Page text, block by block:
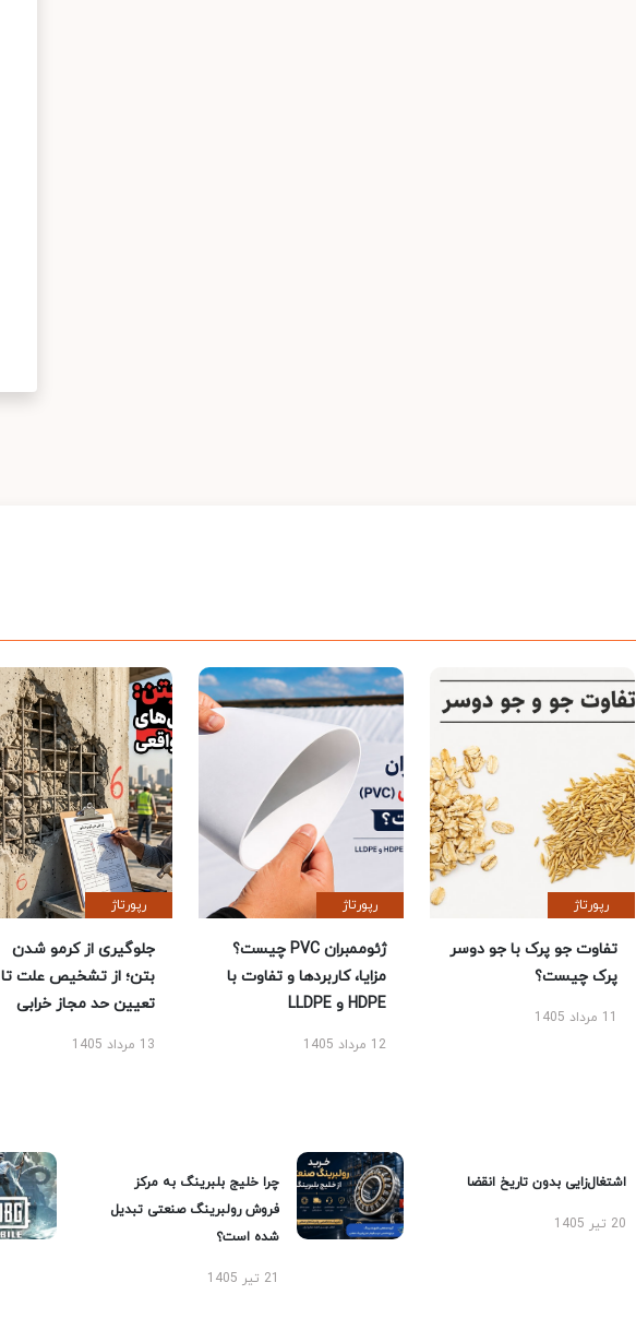
رپورتاژ
تفاوت جو پرک با جو دوسر
پرک چیست؟
11 مرداد 1405
رپورتاژ
ژئوممبران PVC چیست؟
مزایا، کاربردها و تفاوت با
HDPE و LLDPE
12 مرداد 1405
رپورتاژ
جلوگیری از کرمو شدن
بتن؛ از تشخیص علت تا
تعیین حد مجاز خرابی
13 مرداد 1405
اشتغال‌زایی بدون تاریخ انقضا
20 تیر 1405
چرا خلیج بلبرینگ به مرکز
فروش رولبرینگ صنعتی تبدیل
شده است؟
21 تیر 1405